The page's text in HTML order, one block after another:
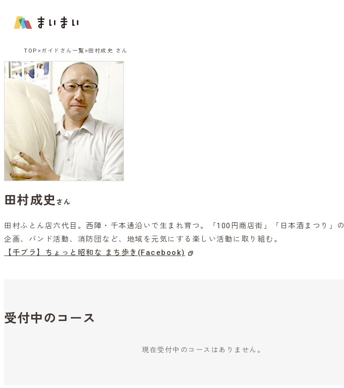
TOP ガイドさん一覧 田村成史 さん
田村成史さん
田村ふとん店六代目。西陣・千本通沿いで生まれ育つ。「100円商店街」「日本酒まつり」の
企画、バンド活動、消防団など、地域を元気にする楽しい活動に取り組む。
【千ブラ】ちょっと昭和な まち歩き(Facebook)
受付中のコース
現在受付中のコースはありません。